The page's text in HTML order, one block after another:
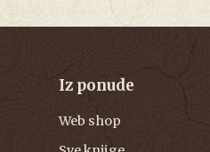
Iz ponude
Web shop